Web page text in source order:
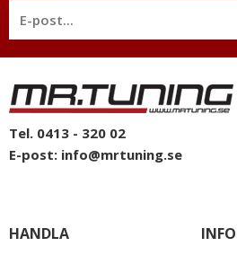
Tel. 0413 - 320 02
E-post: info@mrtuning.se
HANDLA